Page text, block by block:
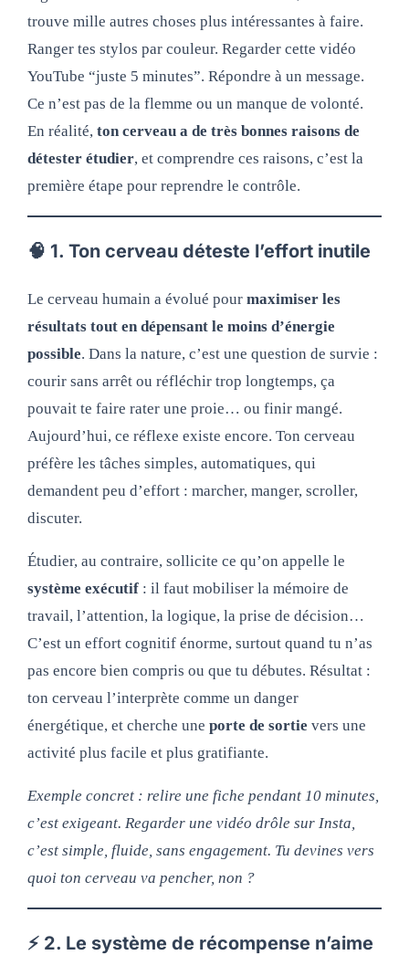
trouve mille autres choses plus intéressantes à faire.
Ranger tes stylos par couleur. Regarder cette vidéo
YouTube “juste 5 minutes”. Répondre à un message.
Ce n’est pas de la flemme ou un manque de volonté.
En réalité, ton cerveau a de très bonnes raisons de
détester étudier, et comprendre ces raisons, c’est la
première étape pour reprendre le contrôle.
🧠 1. Ton cerveau déteste l’effort inutile
Le cerveau humain a évolué pour maximiser les
résultats tout en dépensant le moins d’énergie
possible. Dans la nature, c’est une question de survie :
courir sans arrêt ou réfléchir trop longtemps, ça
pouvait te faire rater une proie… ou finir mangé.
Aujourd’hui, ce réflexe existe encore. Ton cerveau
préfère les tâches simples, automatiques, qui
demandent peu d’effort : marcher, manger, scroller,
discuter.
Étudier, au contraire, sollicite ce qu’on appelle le
système exécutif: il faut mobiliser la mémoire de
travail, l’attention, la logique, la prise de décision…
C’est un effort cognitif énorme, surtout quand tu n’as
pas encore bien compris ou que tu débutes. Résultat :
ton cerveau l’interprète comme un danger
énergétique, et cherche une porte de sortie vers une
activité plus facile et plus gratifiante.
Exemple concret : relire une fiche pendant 10 minutes,
c’est exigeant. Regarder une vidéo drôle sur Insta,
c’est simple, fluide, sans engagement. Tu devines vers
quoi ton cerveau va pencher, non ?
⚡ 2. Le système de récompense n’aime